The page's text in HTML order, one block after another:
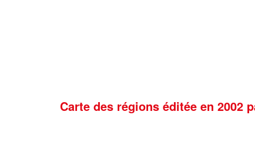
Carte des régions éditée en 2002